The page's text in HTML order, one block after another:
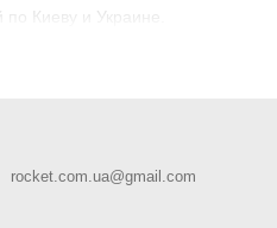
Киеву и Украине.
rocket.com.ua@gmail.com